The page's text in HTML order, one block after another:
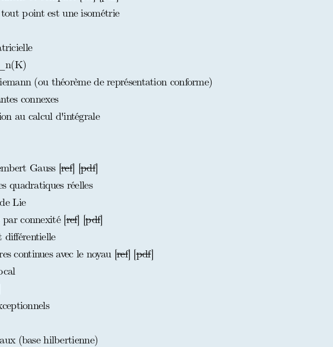
point est une isométrie
(ou théorème de représentation conforme)
connexes
au calcul d'intégrale
Gauss [ref] [pdf]
quadratiques réelles
Lie
connexité [ref] [pdf]
différentielle
continues avec le noyau [ref] [pdf]
(base hilbertienne)